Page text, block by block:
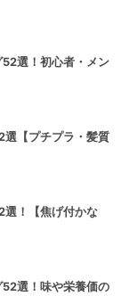
選！初心者・メン
選【プチプラ・髪質
選！【焦げ付かな
選！味や栄養価の